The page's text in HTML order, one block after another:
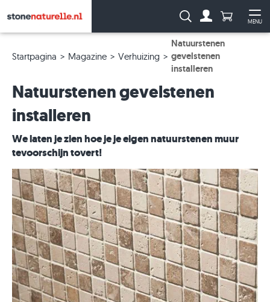
MENU
Zoeken: Aantal
Startpagina Magazine Verhuizing
Natuurstenen
gevelstenen
installeren
Natuurstenen gevelstenen
installeren
We laten je zien hoe je je eigen natuurstenen muur
tevoorschijn tovert!